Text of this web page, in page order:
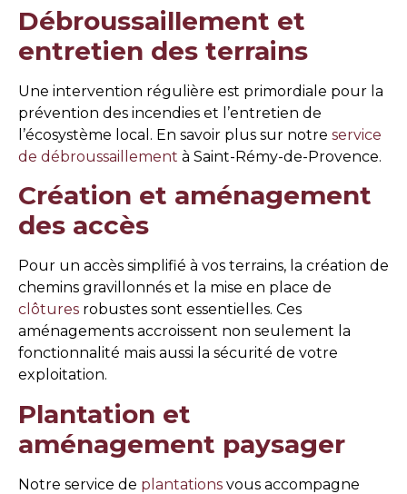
Débroussaillement et
entretien des terrains
Une intervention régulière est primordiale pour la
prévention des incendies et l’entretien de
l’écosystème local. En savoir plus sur notre service
de débroussaillement à Saint-Rémy-de-Provence.
Création et aménagement
des accès
Pour un accès simplifié à vos terrains, la création de
chemins gravillonnés et la mise en place de
clôtures robustes sont essentielles. Ces
aménagements accroissent non seulement la
fonctionnalité mais aussi la sécurité de votre
exploitation.
Plantation et
aménagement paysager
Notre service de plantations vous accompagne